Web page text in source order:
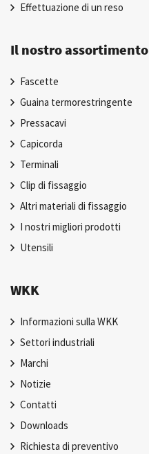
Effettuazione di un reso
Il nostro assortimento
Fascette
Guaina termorestringente
Pressacavi
Capicorda
Terminali
Clip di fissaggio
Altri materiali di fissaggio
I nostri migliori prodotti
Utensili
WKK
Informazioni sulla WKK
Settori industriali
Marchi
Notizie
Contatti
Downloads
Richiesta di preventivo